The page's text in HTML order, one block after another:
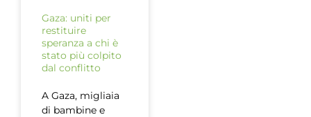
Gaza: uniti per
restituire
speranza a chi è
stato più colpito
dal conflitto
A Gaza, migliaia
di bambine e